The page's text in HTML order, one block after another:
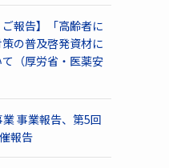
ご報告】「高齢者に
の普及啓発資材に
（厚労省・医薬安
事業報告、第5回
報告